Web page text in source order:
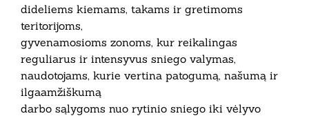
dideliems kiemams, takams ir gretimoms
teritorijoms,
gyvenamosioms zonoms, kur reikalingas
reguliarus ir intensyvus sniego valymas,
naudotojams, kurie vertina patogumą, našumą ir
ilgaamžiškumą
darbo sąlygoms nuo rytinio sniego iki vėlyvo